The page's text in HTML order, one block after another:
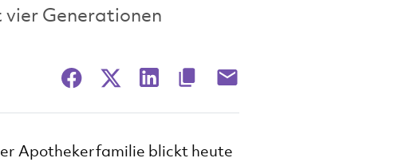
vier Generationen
Apothekerfamilie blickt heute